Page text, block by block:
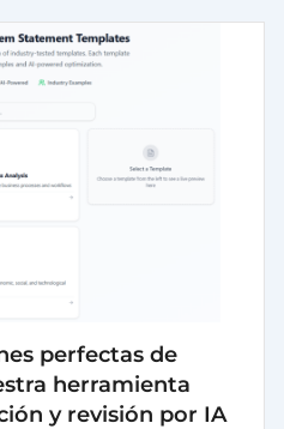
perfectas de
herramienta
y revisión por IA